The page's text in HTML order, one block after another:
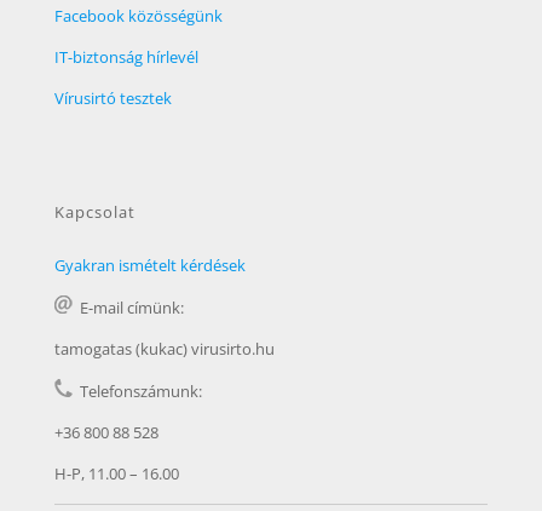
Facebook közösségünk
IT-biztonság hírlevél
Vírusirtó tesztek
Kapcsolat
Gyakran ismételt kérdések
E-mail címünk:
tamogatas (kukac) virusirto.hu
Telefonszámunk:
+36 800 88 528
H-P, 11.00 – 16.00